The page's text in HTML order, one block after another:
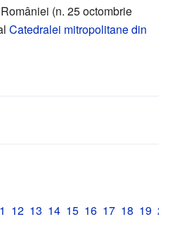
(n. 25 octombrie
Catedralei mitropolitane din
12 13 14 15 16 17 18 19 20